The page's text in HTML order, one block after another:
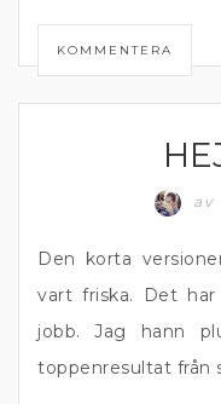
KOMMENTERA
av
Den korta
vart friska. Det
jobb. Jag hann
toppenresultat från